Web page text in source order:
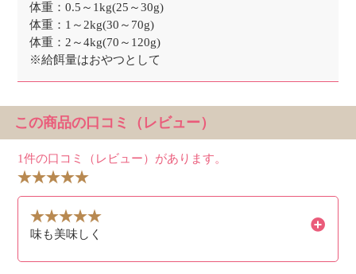
体重：0.5～1kg(25～30g)
体重：1～2kg(30～70g)
体重：2～4kg(70～120g)
※給餌量はおやつとして
この商品の口コミ（レビュー）
1件の口コミ（レビュー）があります。
味も美味しく